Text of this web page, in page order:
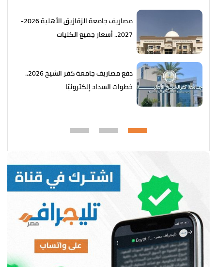
مصاريف جامعة الزقازيق الأهلية 2026-
2027.. أسعار جميع الكليات
دفع مصاريف جامعة كفر الشيخ 2026..
خطوات السداد إلكترونيًا